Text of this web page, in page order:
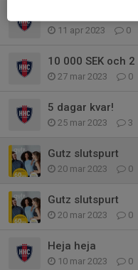
11 apr 2023 0
10 000 SEK och
27 mar 2023 0
5 dagar kvar!
25 mar 2023 3
Gutz slutspurt
20 mar 2023 0
Gutz slutspurt
20 mar 2023 0
Heja heja
10 mar 2023 0